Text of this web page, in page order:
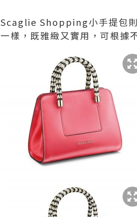
Scaglie Shopping小手提包則
一樣，既雅緻又實用，可根據